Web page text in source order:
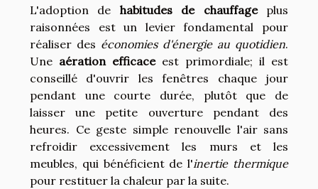
L'adoption de habitudes de chauffageplus
raisonnées est un levier fondamental pour
réaliser des économies d'énergie au quotidien.
Une aération efficaceest primordiale; il est
conseillé d'ouvrir les fenêtres chaque jour
pendant une courte durée, plutôt que de
laisser une petite ouverture pendant des
heures. Ce geste simple renouvelle l'air sans
refroidir excessivement les murs et les
meubles, qui bénéficient de l'inertie thermique
pour restituer la chaleur par la suite.